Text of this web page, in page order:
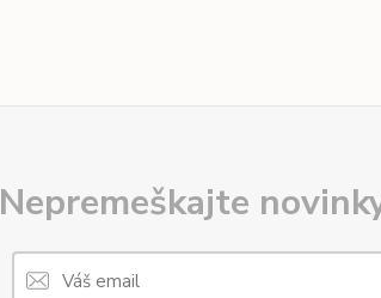
Nepremeškajte